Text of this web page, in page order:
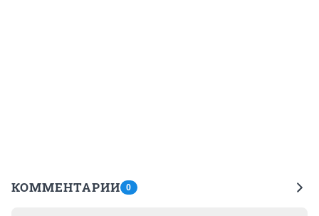
КОММЕНТАРИИ 0